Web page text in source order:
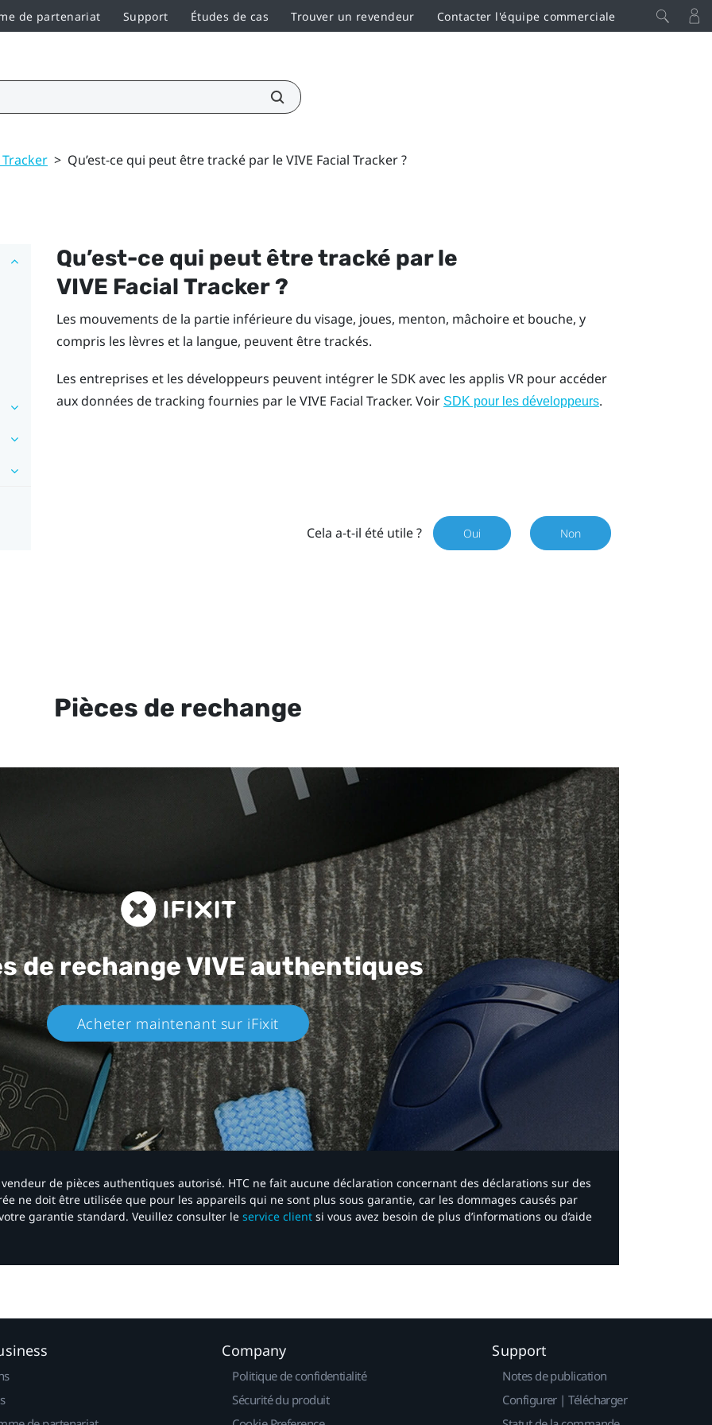
de partenariat Support Études de cas Trouver un revendeur Contacter l'équipe commerciale
Tracker > Qu’est-ce qui peut être tracké par le VIVE Facial Tracker ?
Qu’est-ce qui peut être tracké par le
VIVE Facial Tracker?
Les mouvements de la partie inférieure du visage, joues, menton, mâchoire et bouche, y
compris les lèvres et la langue, peuvent être trackés.
Les entreprises et les développeurs peuvent intégrer le SDK avec les applis VR pour accéder
aux données de tracking fournies par leVIVE Facial Tracker. Voir SDK pour les développeurs.
Cela a-t-il été utile ? Oui Non
Pièces de rechange
de rechangeVIVE authentiques​
Acheter maintenant sur iFixit​
de pièces authentiques autorisé. HTC ne fait aucune déclaration concernant des déclarations sur des
ne doit être utilisée que pour les appareils qui ne sont plus sous garantie, car les dommages causés par
garantie standard. Veuillez consulter le service client si vous avez besoin de plus d’informations ou d’aide
Company
Politique de confidentialité
Sécurité du produit
Support
Notes de publication
Configurer | Télécharger